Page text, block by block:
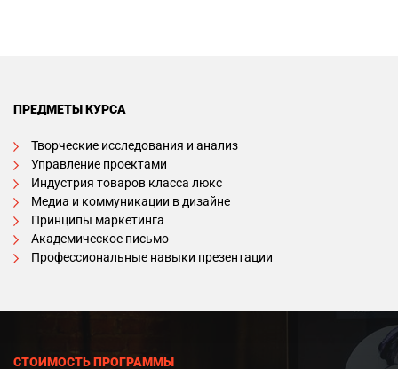
ПРЕДМЕТЫ КУРСА
Творческие исследования и анализ
Управление проектами
Индустрия товаров класса люкс
Медиа и коммуникации в дизайне
Принципы маркетинга
Академическое письмо
Профессиональные навыки презентации
СТОИМОСТЬ ПРОГРАММЫ